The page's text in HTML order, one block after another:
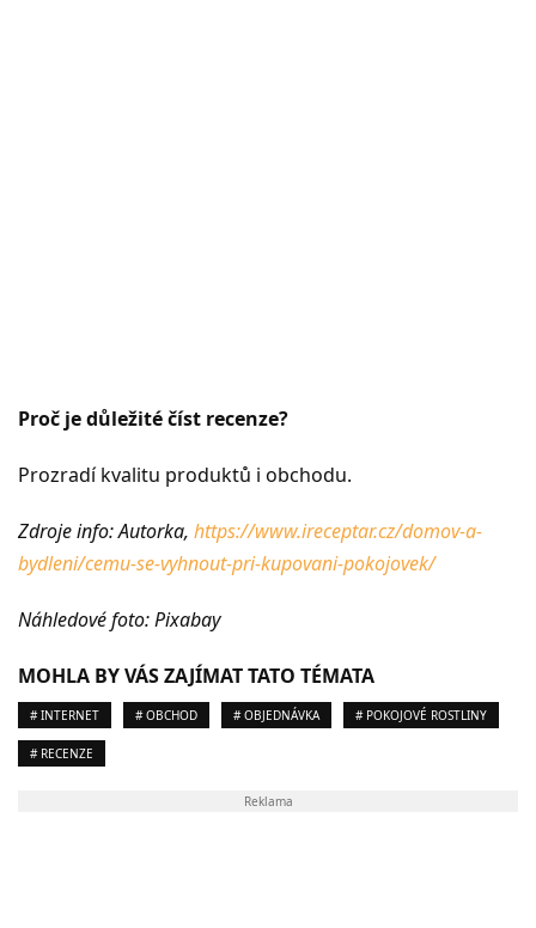
Proč je důležité číst recenze?
Prozradí kvalitu produktů i obchodu.
Zdroje info: Autorka, https://www.ireceptar.cz/domov-a-
bydleni/cemu-se-vyhnout-pri-kupovani-pokojovek/
Náhledové foto: Pixabay
MOHLA BY VÁS ZAJÍMAT TATO TÉMATA
# INTERNET # OBCHOD # OBJEDNÁVKA # POKOJOVÉ ROSTLINY
# RECENZE
Reklama